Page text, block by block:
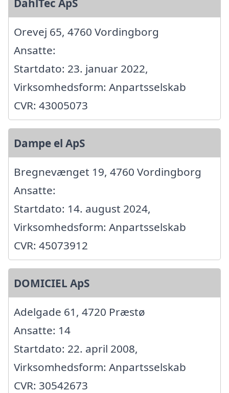
DahlTec ApS
Orevej 65, 4760 Vordingborg
Ansatte:
Startdato: 23. januar 2022,
Virksomhedsform: Anpartsselskab
CVR: 43005073
Dampe el ApS
Bregnevænget 19, 4760 Vordingborg
Ansatte:
Startdato: 14. august 2024,
Virksomhedsform: Anpartsselskab
CVR: 45073912
DOMICIEL ApS
Adelgade 61, 4720 Præstø
Ansatte: 14
Startdato: 22. april 2008,
Virksomhedsform: Anpartsselskab
CVR: 30542673